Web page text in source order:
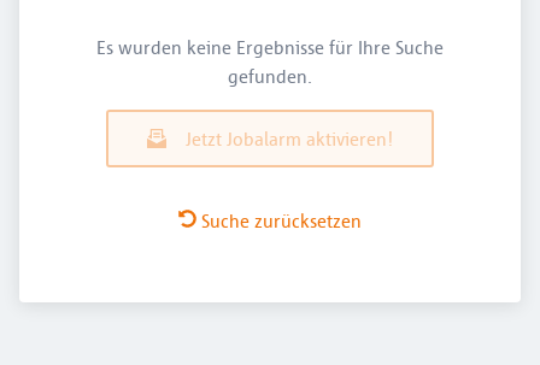
Es wurden keine Ergebnisse für Ihre Suche
gefunden.
Jetzt Jobalarm aktivieren!
Suche zurücksetzen